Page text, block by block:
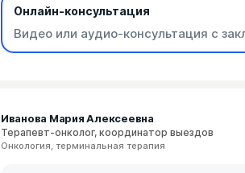
Онлайн-консультация
Видео или аудио-консультация с
Иванова Мария Алексеевна
Терапевт-онколог, координатор выездов
Онкология, терминальная терапия